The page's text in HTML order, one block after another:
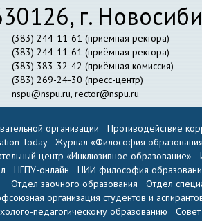
г.
(383) 244-11-61 (приёмная ректора)
(383) 244-11-61 (приёмная ректора)
(383) 383-32-42 (приёмная комиссия)
(383) 269-24-30 (пресс-центр)
nspu@nspu.ru, rector@nspu.ru
организации
Противодействие
Today
Журнал «Философия
центр «Инклюзивное образование»
НГПУ-онлайн
НИИ философия
Отдел заочного образования
Отдел
организация студентов и
педагогическому образованию